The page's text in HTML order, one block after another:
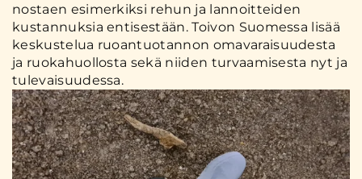
nostaen esimerkiksi rehun ja lannoitteiden
kustannuksia entisestään. Toivon Suomessa lisää
keskustelua ruoantuotannon omavaraisuudesta
ja ruokahuollosta sekä niiden turvaamisesta nyt ja
tulevaisuudessa.